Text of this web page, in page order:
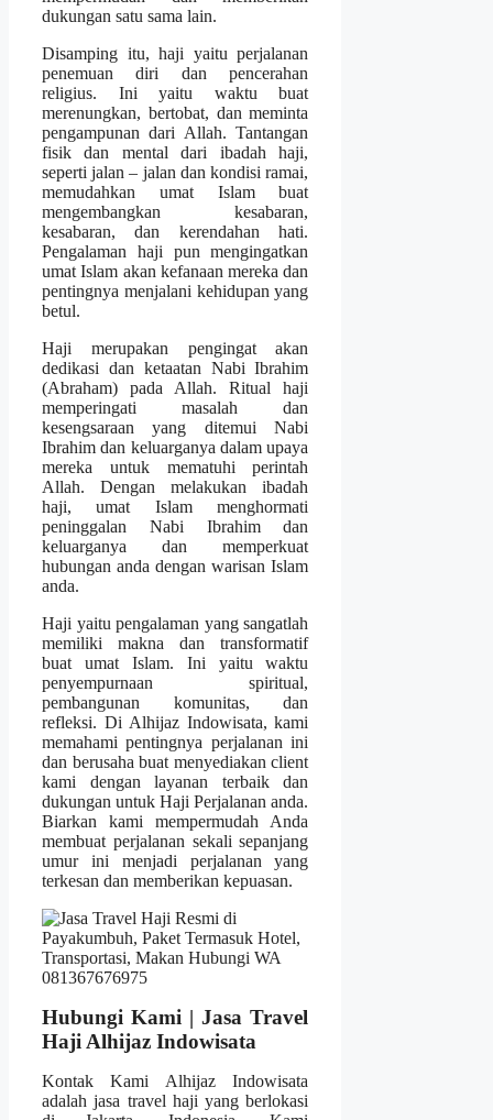
dukungan satu sama lain.
Disamping itu, haji yaitu perjalanan
penemuan diri dan pencerahan
religius. Ini yaitu waktu buat
merenungkan, bertobat, dan meminta
pengampunan dari Allah. Tantangan
fisik dan mental dari ibadah haji,
seperti jalan – jalan dan kondisi ramai,
memudahkan umat Islam buat
mengembangkan kesabaran,
kesabaran, dan kerendahan hati.
Pengalaman haji pun mengingatkan
umat Islam akan kefanaan mereka dan
pentingnya menjalani kehidupan yang
betul.
Haji merupakan pengingat akan
dedikasi dan ketaatan Nabi Ibrahim
(Abraham) pada Allah. Ritual haji
memperingati masalah dan
kesengsaraan yang ditemui Nabi
Ibrahim dan keluarganya dalam upaya
mereka untuk mematuhi perintah
Allah. Dengan melakukan ibadah
haji, umat Islam menghormati
peninggalan Nabi Ibrahim dan
keluarganya dan memperkuat
hubungan anda dengan warisan Islam
anda.
Haji yaitu pengalaman yang sangatlah
memiliki makna dan transformatif
buat umat Islam. Ini yaitu waktu
penyempurnaan spiritual,
pembangunan komunitas, dan
refleksi. Di Alhijaz Indowisata, kami
memahami pentingnya perjalanan ini
dan berusaha buat menyediakan client
kami dengan layanan terbaik dan
dukungan untuk Haji Perjalanan anda.
Biarkan kami mempermudah Anda
membuat perjalanan sekali sepanjang
umur ini menjadi perjalanan yang
terkesan dan memberikan kepuasan.
Hubungi Kami | Jasa Travel
Haji Alhijaz Indowisata
Kontak Kami Alhijaz Indowisata
adalah jasa travel haji yang berlokasi